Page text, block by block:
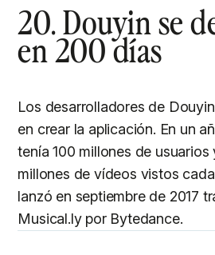
20. Douyin se
en 200 días
Los desarrolladores de
en crear la aplicación. En un
tenía 100 millones de usuarios
millones de vídeos vistos
lanzó en septiembre de 2017
Musical.ly por Bytedance.